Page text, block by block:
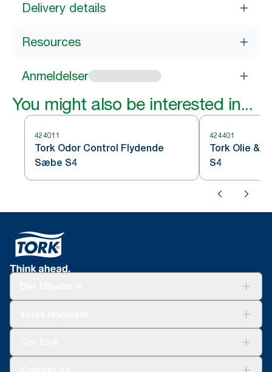
Delivery details
Resources
Anmeldelser
You might also be interested in...
424011
Tork Odor Control Flydende
Sæbe S4
424401
Tork Olie &
S4